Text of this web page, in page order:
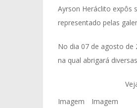
Ayrson Heráclito expôs
representado pelas
No dia 07 de agosto de
na qual abrigará
Imagem
Imagem